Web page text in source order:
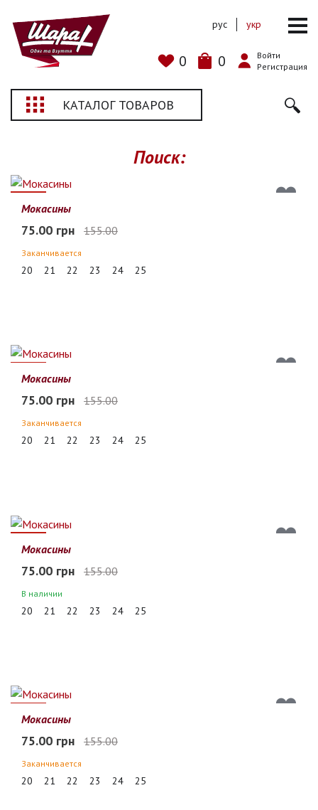
0 0
Войти
Регистрация
рус укр
КАТАЛОГ ТОВАРОВ
Поиск:
52%
Мокасины
75.00 грн 155.00
Заканчивается
20 21 22 23 24 25
52%
Мокасины
75.00 грн 155.00
Заканчивается
20 21 22 23 24 25
52%
Мокасины
75.00 грн 155.00
В наличии
20 21 22 23 24 25
52%
Мокасины
75.00 грн 155.00
Заканчивается
20 21 22 23 24 25